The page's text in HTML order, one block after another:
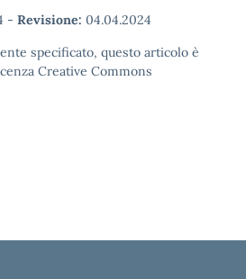
- Revisione: 04.04.2024
specificato, questo articolo è
Creative Commons